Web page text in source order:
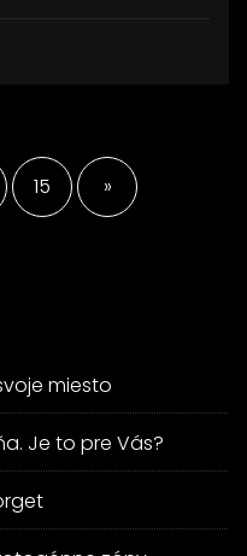
15 »
miesto
Je to pre Vás?